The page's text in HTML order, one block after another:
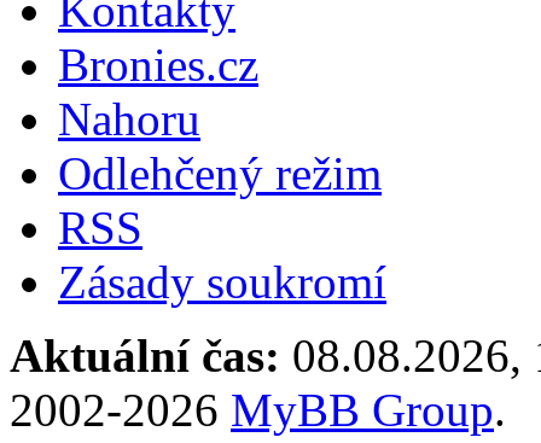
Bronies.cz
Nahoru
Odlehčený režim
RSS
Zásady soukromí
Aktuální čas: 08.08.2026,
2002-2026 MyBB Group.